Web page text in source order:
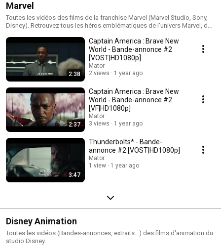
Marvel
Toutes les vidéos des films de la franchise Marvel (Marvel Studio, Sony,
Disney). Retrouvez tous les héros emblématiques de l'univers Marvel, des
2:38
Captain America : Brave New
World - Bande-annonce #2
[VOST|HD1080p]
Mator
2 views
1 year ago
2:37
Captain America : Brave New
World - Bande-annonce #2
[VF|HD1080p]
Mator
3 views
1 year ago
3:47
Thunderbolts* - Bande-
annonce #2 [VOST|HD1080p]
Mator
1 view
1 year ago
Disney Animation
Toutes les vidéos (Bandes-annonces, extraits...) des films d'animation du
studio Disney.